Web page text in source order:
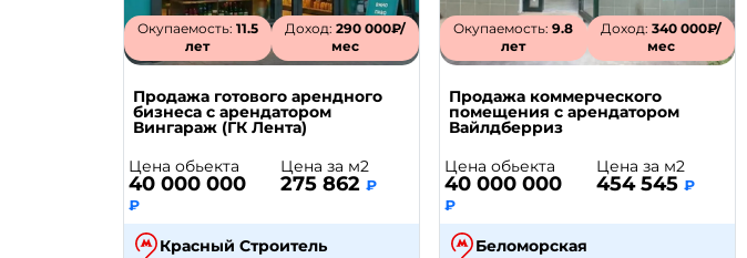
Окупаемость: 11.5
лет
Доход: 290 000₽/
мес
Продажа готового арендного
бизнеса с арендатором
Вингараж (ГК Лента)
Цена обьекта
40 000 000
₽
Цена за м2
275 862 ₽
Красный Строитель
Окупаемость: 9.8
лет
Доход: 340 000₽/
мес
Продажа коммерческого
помещения с арендатором
Вайлдберриз
Цена обьекта
40 000 000
₽
Цена за м2
454 545 ₽
Беломорская